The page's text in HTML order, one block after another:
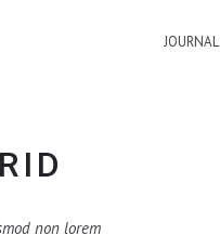
JOURNAL
non lorem